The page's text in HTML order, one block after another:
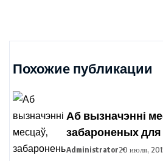
Похожие публикации
Аб вызначэнні
забароненых
пікетавання з
Administrator20 июля,